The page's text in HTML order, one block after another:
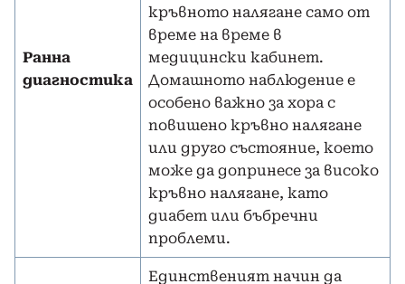
Ранна
диагностика
кръвното налягане само от
време на време в
медицински кабинет.
Домашното наблюдение е
особено важно за хора с
повишено кръвно налягане
или друго състояние, което
може да допринесе за високо
кръвно налягане, като
диабет или бъбречни
проблеми.
Единственият начин да